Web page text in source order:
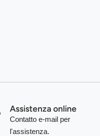
Assistenza online
Contatto e-mail per
l'assistenza.